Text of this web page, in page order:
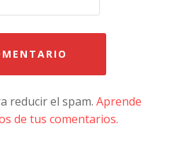
reducir el spam.Aprende
de tus comentarios.